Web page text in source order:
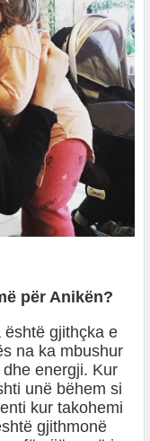
për Anikën?
është gjithçka e
na ka mbushur
energji. Kur
unë bëhem si
kur takohemi
gjithmonë